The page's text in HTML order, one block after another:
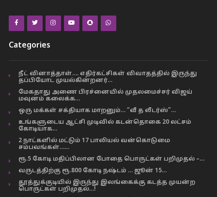
Categories
நீட் வினாத்தாள்…. எதிர்கட்சிகள் விவாதத்தில் இருந்து
தப்பியோட முயல்கின்றனர்…
மேகதாது அணை பிரச்னையில் முதலமைச்சர் விஜய்
மவுனம் கலைக்க…
ஒரு மக்கள் சக்தியாக மாறனும்… “வீ த லீடர்ஸ்”…
உங்களுடைய ஆட்சி முடிவில் கடன்தொகை 20 லட்சம்
கோடியாக…
2 நாட்களில் மட்டும் 17 பாலியல் வன்கொடுமை
சம்பவங்கள்……
ரூ.5 கோடி மதிப்பிலான போதை பொருட்கள் பறிமுதல் –…
வருடத்திற்கு ரூ.800 கோடி நஷ்டம் … ஜூன் 15…
தூத்துக்குடியில் இருந்து இலங்கைக்கு கடத்த முயன்ற
பொருட்கள் பறிமுதல்…!